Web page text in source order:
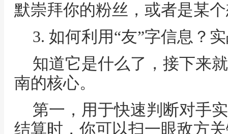
默崇拜你的粉丝，或者是某
3. 如何利用“友”字信息？
知道它是什么了，接下来
南的核心。
第一，用于快速判断对手
结算时，你可以扫一眼敌方